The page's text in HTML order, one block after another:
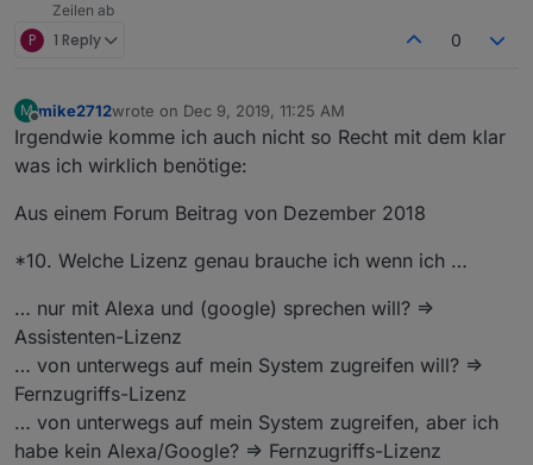
Zeilen ab
P 1 Reply 0
M
Offline
mike2712wrote on Dec 9, 2019, 11:25 AM
last edited by
Irgendwie komme ich auch nicht so Recht mit dem klar
was ich wirklich benötige:
Aus einem Forum Beitrag von Dezember 2018
*10. Welche Lizenz genau brauche ich wenn ich …
… nur mit Alexa und (google) sprechen will? =>
Assistenten-Lizenz
… von unterwegs auf mein System zugreifen will? =>
Fernzugriffs-Lizenz
… von unterwegs auf mein System zugreifen, aber ich
habe kein Alexa/Google? => Fernzugriffs-Lizenz